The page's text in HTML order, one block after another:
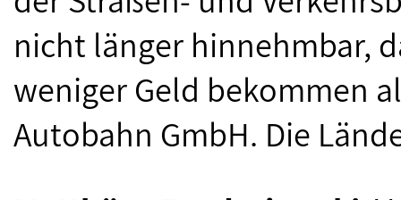
nicht länger hinnehmbar,
weniger Geld bekommen
Autobahn GmbH. Die